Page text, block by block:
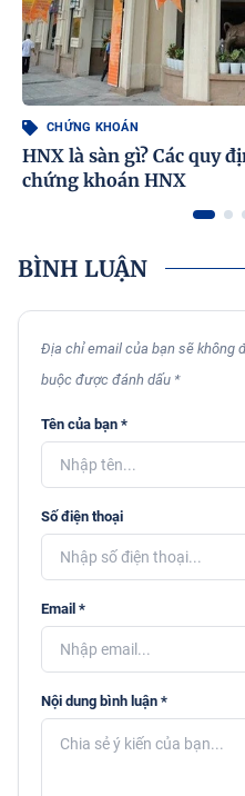
CHỨNG KHOÁN
HNX là sàn gì? Các quy
chứng khoán HNX
BÌNH LUẬN
Địa chỉ email của bạn sẽ không
buộc được đánh dấu *
Tên của bạn *
Số điện thoại
Email *
Nội dung bình luận *